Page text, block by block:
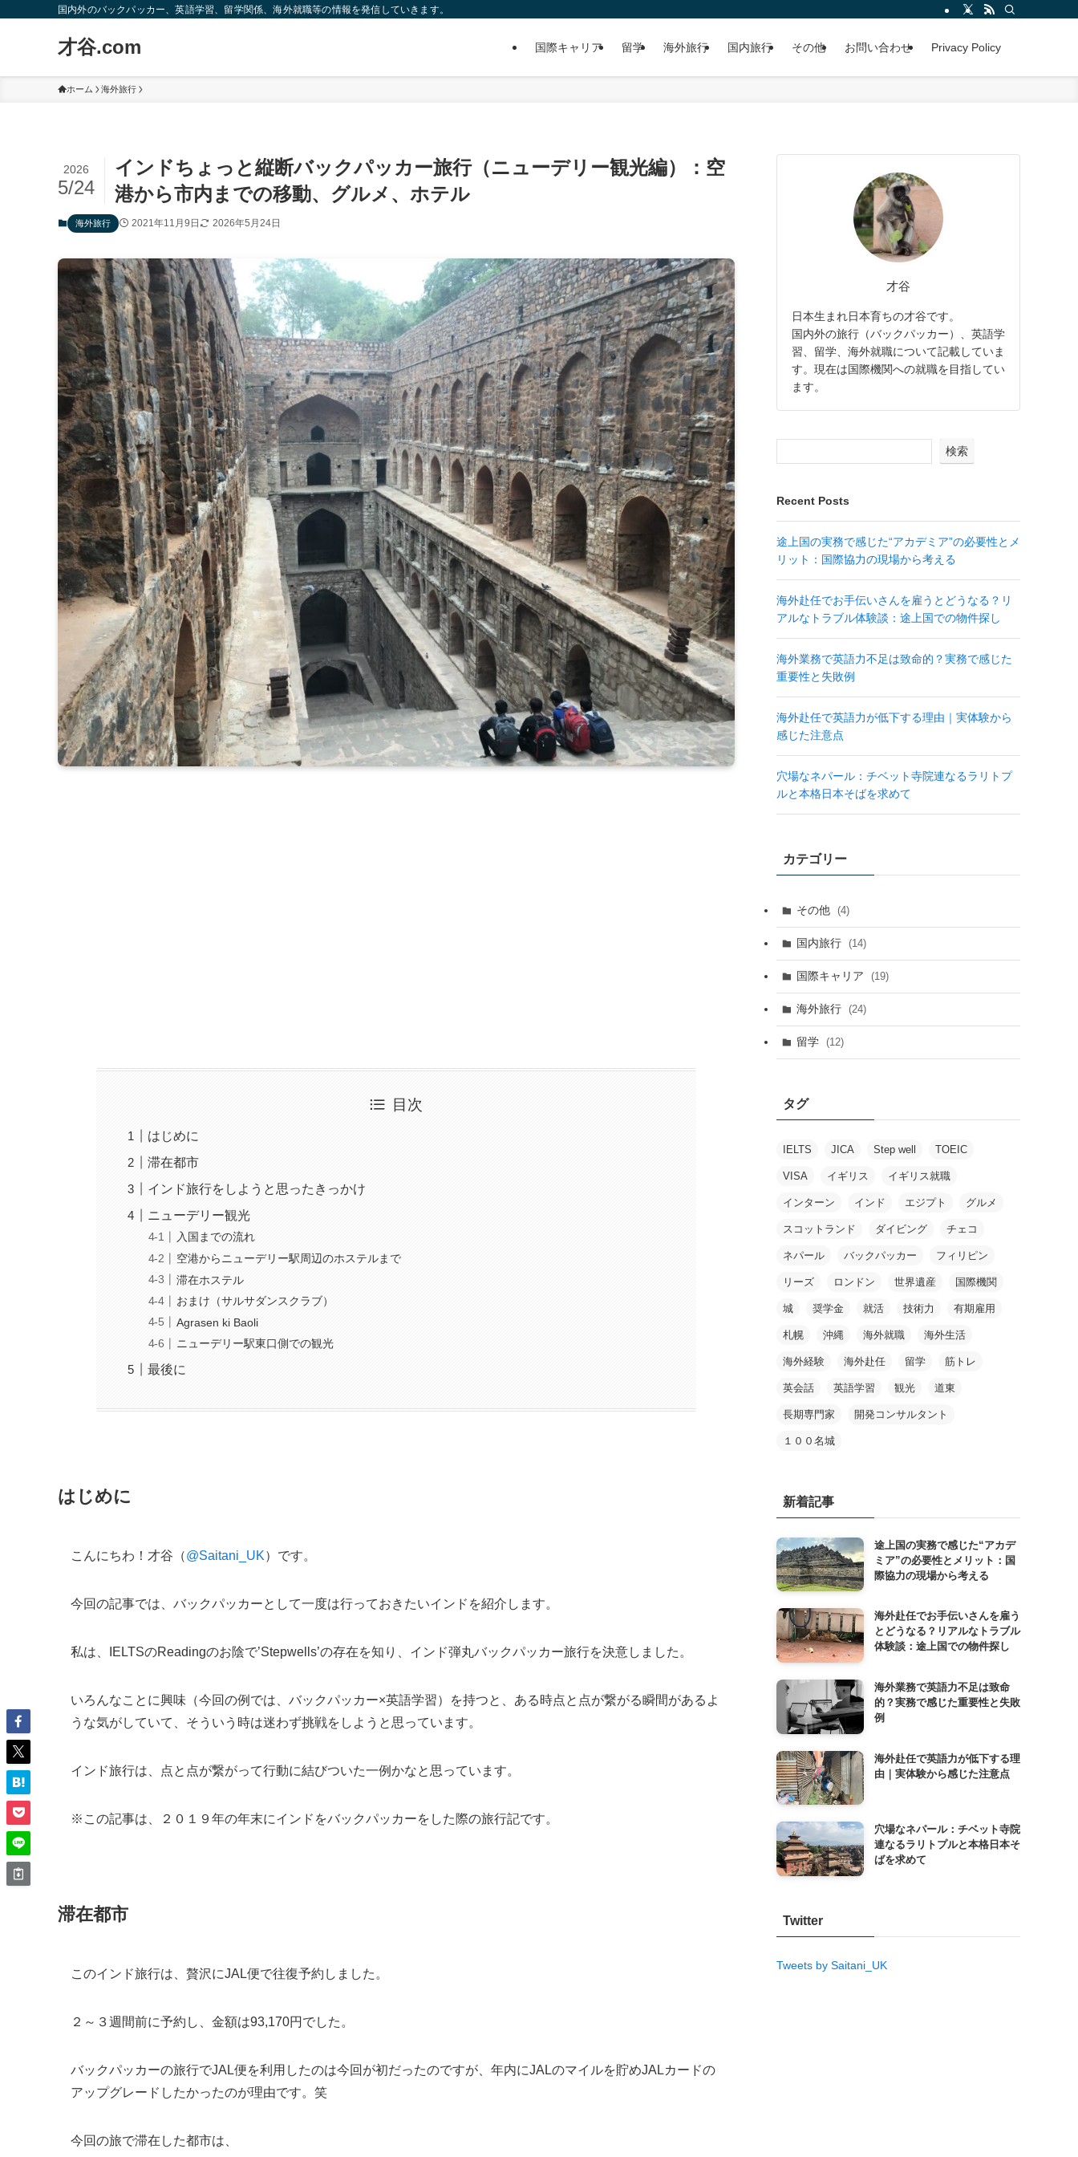
国内外のバックパッカー、英語学習、留学関係、海外就職等の情報を発信していきます。
才谷.com 国際キャリア 留学 海外旅行 国内旅行 その他 お問い合わせ Privacy Policy
ホーム 海外旅行
インドちょっと縦断バックパッカー旅行（ニューデリー観光編）：空
港から市内までの移動、グルメ、ホテル
2026
5/24
海外旅行 2021年11月9日 2026年5月24日
目次
はじめに
滞在都市
インド旅行をしようと思ったきっかけ
ニューデリー観光
入国までの流れ
空港からニューデリー駅周辺のホステルまで
滞在ホステル
おまけ（サルサダンスクラブ）
Agrasen ki Baoli
ニューデリー駅東口側での観光
最後に
はじめに
こんにちわ！才谷（@Saitani_UK）です。
今回の記事では、バックパッカーとして一度は行っておきたいインドを紹介します。
私は、IELTSのReadingのお陰で’Stepwells’の存在を知り、インド弾丸バックパッカー旅行を決意しました。
いろんなことに興味（今回の例では、バックパッカー×英語学習）を持つと、ある時点と点が繋がる瞬間があるよ
うな気がしていて、そういう時は迷わず挑戦をしようと思っています。
インド旅行は、点と点が繋がって行動に結びついた一例かなと思っています。
※この記事は、２０１９年の年末にインドをバックパッカーをした際の旅行記です。
滞在都市
このインド旅行は、贅沢にJAL便で往復予約しました。
２～３週間前に予約し、金額は93,170円でした。
バックパッカーの旅行でJAL便を利用したのは今回が初だったのですが、年内にJALのマイルを貯めJALカードの
アップグレードしたかったのが理由です。笑
今回の旅で滞在した都市は、
才谷
日本生まれ日本育ちの才谷です。
国内外の旅行（バックパッカー）、英語学
習、留学、海外就職について記載していま
す。現在は国際機関への就職を目指してい
ます。
検索
Recent Posts
途上国の実務で感じた“アカデミア”の必要性とメ
リット：国際協力の現場から考える
海外赴任でお手伝いさんを雇うとどうなる？リ
アルなトラブル体験談：途上国での物件探し
海外業務で英語力不足は致命的？実務で感じた
重要性と失敗例
海外赴任で英語力が低下する理由｜実体験から
感じた注意点
穴場なネパール：チベット寺院連なるラリトプ
ルと本格日本そばを求めて
カテゴリー
その他 (4)
国内旅行 (14)
国際キャリア (19)
海外旅行 (24)
留学 (12)
タグ
IELTS JICA Step well TOEIC
VISA イギリス イギリス就職
インターン インド エジプト グルメ
スコットランド ダイビング チェコ
ネパール バックパッカー フィリピン
リーズ ロンドン 世界遺産 国際機関
城 奨学金 就活 技術力 有期雇用
札幌 沖縄 海外就職 海外生活
海外経験 海外赴任 留学 筋トレ
英会話 英語学習 観光 道東
長期専門家 開発コンサルタント
１００名城
新着記事
途上国の実務で感じた“アカデ
ミア”の必要性とメリット：国
際協力の現場から考える
海外赴任でお手伝いさんを雇う
とどうなる？リアルなトラブル
体験談：途上国での物件探し
海外業務で英語力不足は致命
的？実務で感じた重要性と失敗
例
海外赴任で英語力が低下する理
由｜実体験から感じた注意点
穴場なネパール：チベット寺院
連なるラリトプルと本格日本そ
ばを求めて
Twitter
Tweets by Saitani_UK